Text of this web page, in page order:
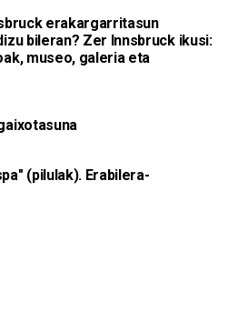
erakargarritasun
bileran? Zer Innsbruck ikusi:
museo, galeria eta
(pilulak). Erabilera-